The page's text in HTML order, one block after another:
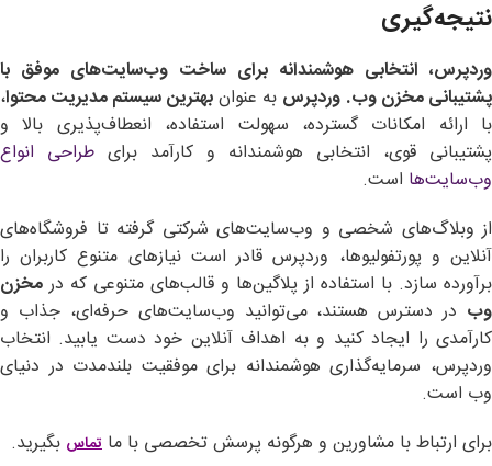
نتیجه‌گیری
وردپرس، انتخابی هوشمندانه برای ساخت وب‌سایت‌های موفق با
پشتیبانی مخزن وب. وردپرس به عنوانبهترین سیستم مدیریت محتوا،
با ارائه امکانات گسترده، سهولت استفاده، انعطاف‌پذیری بالا و
پشتیبانی قوی، انتخابی هوشمندانه و کارآمد برای طراحی انواع
وب‌سایت‌ها است.
از وبلاگ‌های شخصی و وب‌سایت‌های شرکتی گرفته تا فروشگاه‌های
آنلاین و پورتفولیوها، وردپرس قادر است نیازهای متنوع کاربران را
برآورده سازد. با استفاده از پلاگین‌ها و قالب‌های متنوعی که درمخزن
وب در دسترس هستند، می‌توانید وب‌سایت‌های حرفه‌ای، جذاب و
کارآمدی را ایجاد کنید و به اهداف آنلاین خود دست یابید. انتخاب
وردپرس، سرمایه‌گذاری هوشمندانه برای موفقیت بلندمدت در دنیای
وب است.
برای ارتباط با مشاورین و هرگونه پرسش تخصصی با ما تماس بگیرید.